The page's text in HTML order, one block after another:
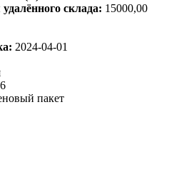
склада: 15000,00
2024-04-01
пакет